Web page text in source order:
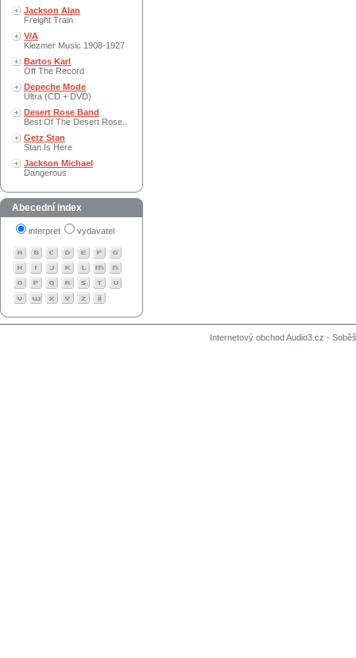
Jackson Alan
Freight Train
V/A
Klezmer Music 1908-1927
Bartos Karl
Off The Record
Depeche Mode
Ultra (CD + DVD)
Desert Rose Band
Best Of The Desert Rose..
Getz Stan
Stan Is Here
Jackson Michael
Dangerous
Abecední index
interpret vydavatel
Internetový obchod Audio3.cz -